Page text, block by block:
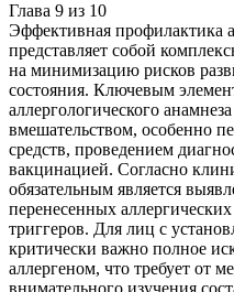
Глава 9 из 10
Эффективная профилактика
представляет собой
на минимизацию рисков
состояния. Ключевым
аллергологического
вмешательством, особенно
средств, проведением
вакцинацией. Согласно
обязательным является
перенесенных
триггеров. Для лиц с
критически важно полное
аллергеном, что требует от